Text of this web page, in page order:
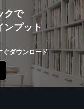
クで
ンプット
ぐダウンロード